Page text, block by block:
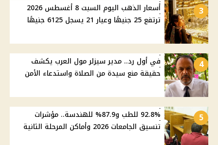
3
أسعار الذهب اليوم السبت 8 أغسطس 2026
ترتفع 25 جنيهًا وعيار 21 يسجل 6125 جنيهًا
4
في أول رد.. مدير سيزلر مول العرب يكشف
حقيقة منع سيدة من الصلاة واستدعاء الأمن
5
92.8% للطب و87.9% للهندسة.. مؤشرات
تنسيق الجامعات 2026 وأماكن المرحلة الثانية